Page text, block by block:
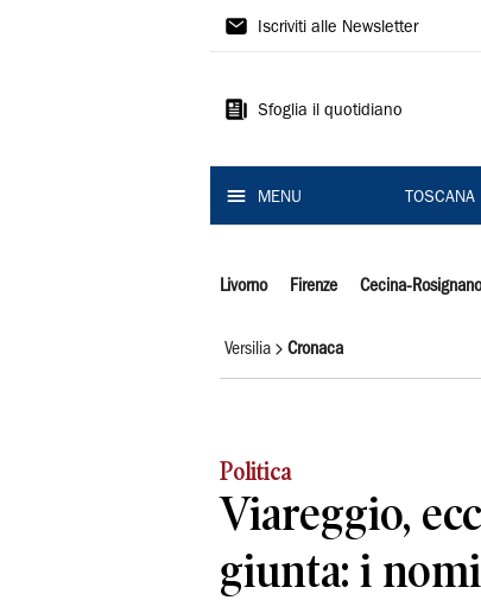
Il
Iscriviti alle Newsletter
Sfoglia il quotidiano
MENU TOSCANA
Livorno Firenze Cecina-Rosignano
Versilia Cronaca
Politica
Viareggio,
giunta: i